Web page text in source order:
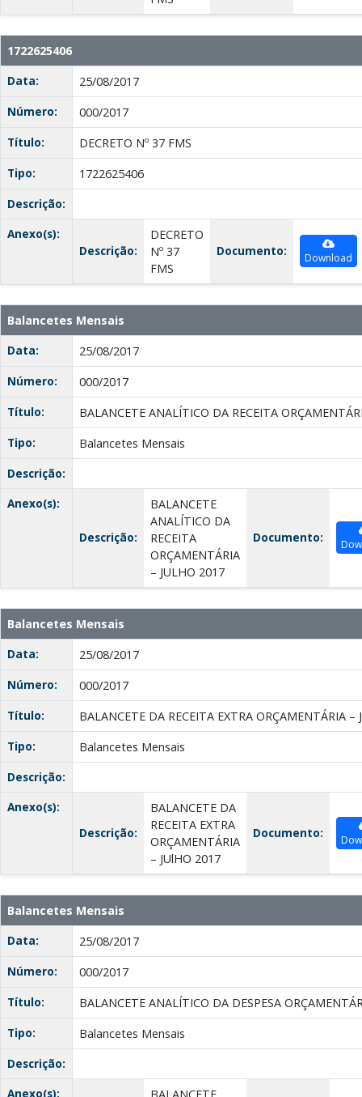
1722625406
Data:
25/08/2017
Número:
000/2017
Título:
DECRETO Nº 37 FMS
Tipo:
1722625406
Descrição:
Anexo(s):
Descrição:
DECRETO
Nº 37
FMS
Documento: Download
Balancetes Mensais
Data:
25/08/2017
Número:
000/2017
Título:
BALANCETE ANALÍTICO DA RECEITA
Tipo:
Balancetes Mensais
Descrição:
Anexo(s):
Descrição:
BALANCETE
ANALÍTICO DA
RECEITA
ORÇAMENTÁRIA
– JULHO 2017
Documento:
Balancetes Mensais
Data:
25/08/2017
Número:
000/2017
Título:
BALANCETE DA RECEITA EXTRA ORÇAMENTÁRIA –
Tipo:
Balancetes Mensais
Descrição:
Anexo(s):
Descrição:
BALANCETE DA
RECEITA EXTRA
ORÇAMENTÁRIA
– JUlHO 2017
Documento:
Balancetes Mensais
Data:
25/08/2017
Número:
000/2017
Título:
BALANCETE ANALÍTICO DA DESPESA
Tipo:
Balancetes Mensais
Descrição:
Anexo(s):